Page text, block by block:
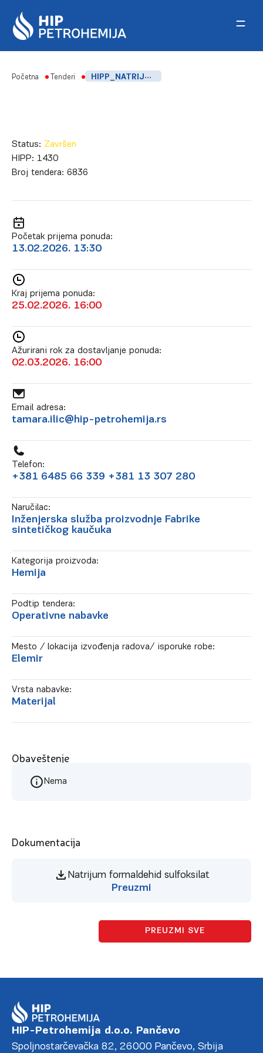
Početna Tenderi HIPP_NATRIJUM FORMALDEHID SULFOKSILAT ZA 2026. GODINU
Status: Završen
HIPP: 1430
Broj tendera: 6836
Početak prijema ponuda:
13.02.2026. 13:30
Kraj prijema ponuda:
25.02.2026. 16:00
Ažurirani rok za dostavljanje ponuda:
02.03.2026. 16:00
Email adresa:
tamara.ilic@hip-petrohemija.rs
Telefon:
+381 6485 66 339 +381 13 307 280
Naručilac:
Inženjerska služba proizvodnje Fabrike
sintetičkog kaučuka
Kategorija proizvoda:
Hemija
Podtip tendera:
Operativne nabavke
Mesto / lokacija izvođenja radova/ isporuke robe:
Elemir
Vrsta nabavke:
Materijal
Obaveštenje
Nema
Dokumentacija
Natrijum formaldehid sulfoksilat
Preuzmi
PREUZMI SVE
HIP-Petrohemija d.o.o. Pančevo
Spoljnostarčevačka 82, 26000 Pančevo, Srbija